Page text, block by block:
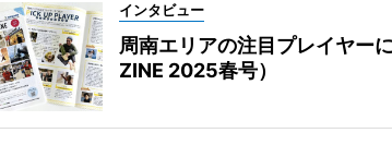
インタビュー
周南エリアの注目プレイヤー
ZINE 2025春号）